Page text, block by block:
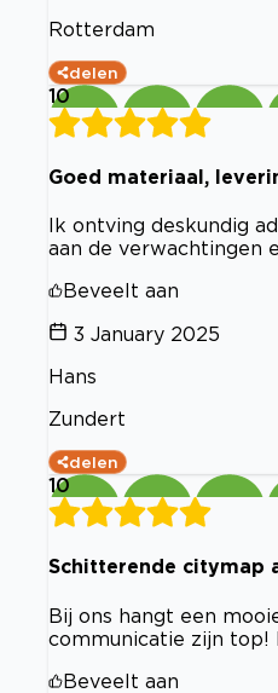
Rotterdam
delen
10
Goed materiaal,
Ik ontving deskundig
aan de verwachtingen
Beveelt aan
3 January 2025
Hans
Zundert
delen
10
Schitterende citymap
Bij ons hangt een
communicatie zijn top!
Beveelt aan